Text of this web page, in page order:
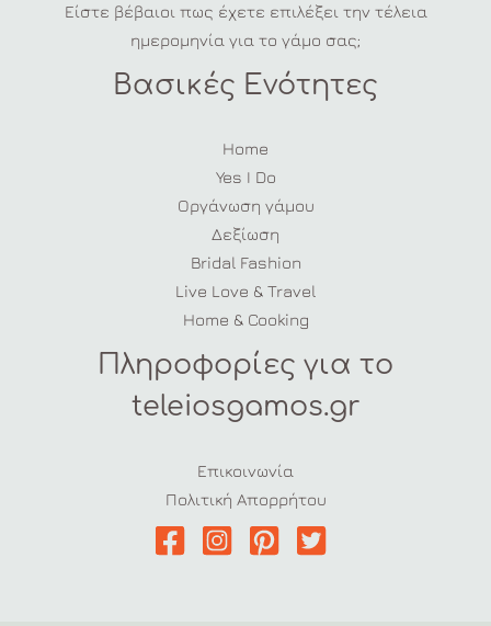
Είστε βέβαιοι πως έχετε επιλέξει την τέλεια
ημερομηνία για το γάμο σας;
Βασικές Ενότητες
Home
Yes I Do
Οργάνωση γάμου
Δεξίωση
Bridal Fashion
Live Love & Travel
Home & Cooking
Πληροφορίες για το
teleiosgamos.gr
Επικοινωνία
Πολιτική Απορρήτου